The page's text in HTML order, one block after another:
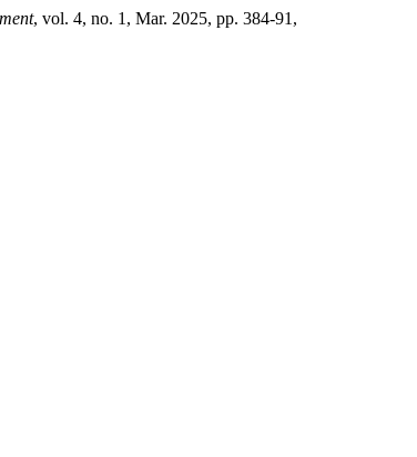
, vol. 4, no. 1, Mar. 2025, pp. 384-91,